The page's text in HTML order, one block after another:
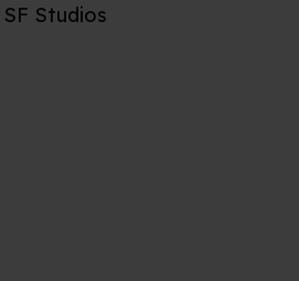
smertefuld død. Da flere af
SF Studios